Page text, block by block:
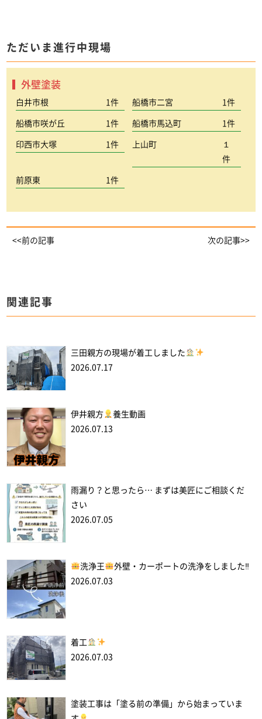
ただいま進行中現場
外壁塗装
白井市根 1件 船橋市二宮 1件
船橋市咲が丘 1件 船橋市馬込町 1件
印西市大塚 1件 上山町
１
件
前原東 1件
<<前の記事 次の記事>>
関連記事
三田親方の現場が着工しました
2026.07.17
伊井親方
養生動画
2026.07.13
雨漏り？と思ったら… まずは美匠にご相談くだ
さい
2026.07.05
洗浄王
外壁・カーポートの洗浄をしました‼
2026.07.03
着工
2026.07.03
塗装工事は「塗る前の準備」から始まっていま